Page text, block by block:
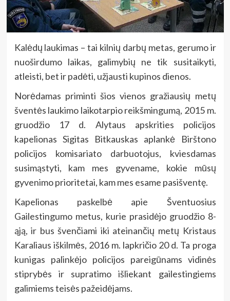
Kalėdų laukimas – tai kilnių darbų metas, gerumo ir
nuoširdumo laikas, galimybių ne tik susitaikyti,
atleisti, bet ir padėti, užjausti kupinos dienos.
Norėdamas priminti šios vienos gražiausių metų
šventės laukimo laikotarpio reikšmingumą, 2015 m.
gruodžio 17 d. Alytaus apskrities policijos
kapelionas Sigitas Bitkauskas aplankė Birštono
policijos komisariato darbuotojus, kviesdamas
susimąstyti, kam mes gyvename, kokie mūsų
gyvenimo prioritetai, kam mes esame pasišventę.
Kapelionas paskelbė apie Šventuosius
Gailestingumo metus, kurie prasidėjo gruodžio 8-
ąją, ir bus švenčiami iki ateinančių metų Kristaus
Karaliaus iškilmės, 2016 m. lapkričio 20 d. Ta proga
kunigas palinkėjo policijos pareigūnams vidinės
stiprybės ir supratimo išliekant gailestingiems
galimiems teisės pažeidėjams.